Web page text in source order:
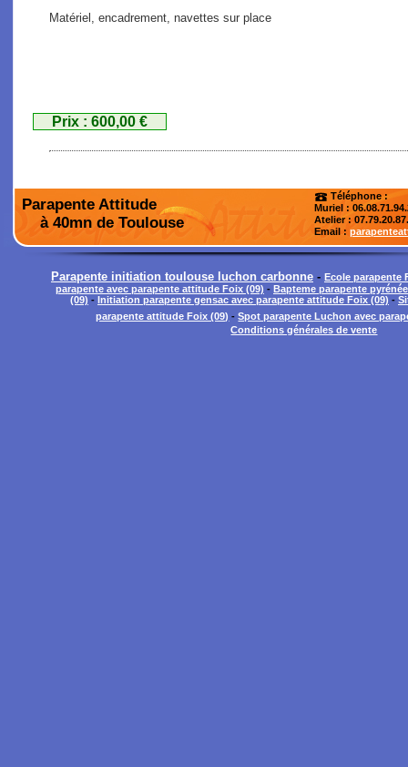
Matériel, encadrement, navettes sur place
Prix : 600,00 €
Parapente Attitude
à 40mn de Toulouse
Téléphone :
Muriel :
Atelier:
Email :
Parapente initiation toulouse luchon carbonne - Ecole parapente
parapente avec parapente attitude Foix (09) - Bapteme parapente
(09) - Initiation parapente gensac avec parapente attitude Foix (09) -
parapente attitude Foix (09) -Spot parapente Luchon avec
Conditions générales de vente